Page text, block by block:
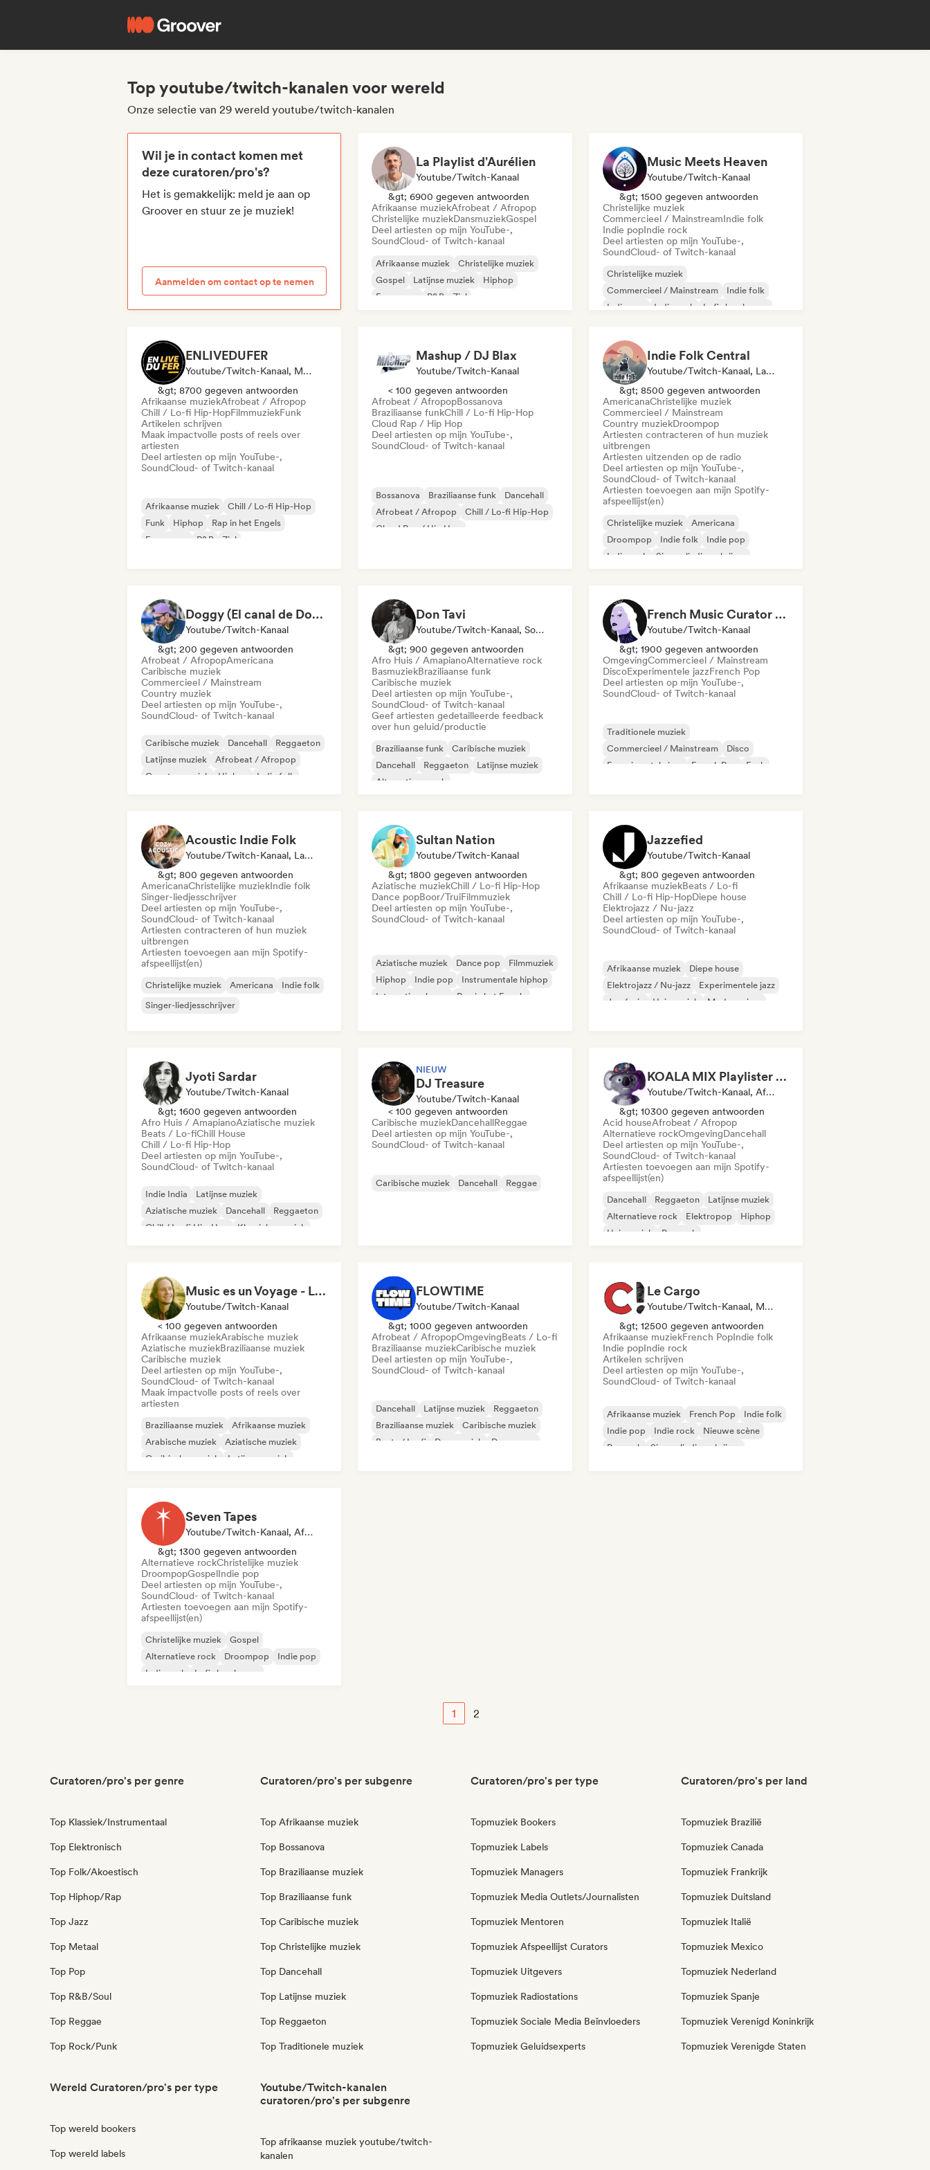
Top youtube/twitch-kanalen voor wereld
Onze selectie van 29 wereld youtube/twitch-kanalen
Wil je in contact komen met
deze curatoren/pro's?
Het is gemakkelijk: meld je aan op
Groover en stuur ze je muziek!
Aanmelden om contact op te nemen
La Playlist d'Aurélien
Youtube/Twitch-Kanaal
&gt; 6900 gegeven antwoorden
Afrikaanse muziekAfrobeat / Afropop
Christelijke muziekDansmuziekGospel
Deel artiesten op mijn YouTube-,
SoundCloud- of Twitch-kanaal
Afrikaanse muziek
Christelijke muziek
Gospel
Latijnse muziek
Hiphop
Franse rap
R&B Ziel
Music Meets Heaven
Youtube/Twitch-Kanaal
&gt; 1500 gegeven antwoorden
Christelijke muziek
Commercieel / MainstreamIndie folk
Indie popIndie rock
Deel artiesten op mijn YouTube-,
SoundCloud- of Twitch-kanaal
Christelijke muziek
Commercieel / Mainstream
Indie folk
Indie pop
Indie rock
Lofi slaapkamer
ENLIVEDUFER
Youtube/Twitch-Kanaal, Media Outlet/Journalist, Sociale Media Beïnvloeder
&gt; 8700 gegeven antwoorden
Afrikaanse muziekAfrobeat / Afropop
Chill / Lo-fi Hip-HopFilmmuziekFunk
Artikelen schrijven
Maak impactvolle posts of reels over
artiesten
Deel artiesten op mijn YouTube-,
SoundCloud- of Twitch-kanaal
Afrikaanse muziek
Chill / Lo-fi Hip-Hop
Funk
Hiphop
Rap in het Engels
Franse rap
R&B Ziel
Mashup / DJ Blax
Youtube/Twitch-Kanaal
< 100 gegeven antwoorden
Afrobeat / AfropopBossanova
Braziliaanse funkChill / Lo-fi Hip-Hop
Cloud Rap / Hip Hop
Deel artiesten op mijn YouTube-,
SoundCloud- of Twitch-kanaal
Bossanova Braziliaanse funk
Dancehall
Afrobeat / Afropop
Chill / Lo-fi Hip-Hop
Cloud Rap / Hip Hop
Indie Folk Central
Youtube/Twitch-Kanaal, Label, Afspeellijst Curator, Radiostation
&gt; 8500 gegeven antwoorden
AmericanaChristelijke muziek
Commercieel / Mainstream
Country muziekDroompop
Artiesten contracteren of hun muziek
uitbrengen
Artiesten uitzenden op de radio
Deel artiesten op mijn YouTube-,
SoundCloud- of Twitch-kanaal
Artiesten toevoegen aan mijn Spotify-
afspeellijst(en)
Christelijke muziek
Americana
Droompop
Indie folk
Indie pop
Indie rock
Singer-liedjesschrijver
Doggy (El canal de Doggy)
Youtube/Twitch-Kanaal
&gt; 200 gegeven antwoorden
Afrobeat / AfropopAmericana
Caribische muziek
Commercieel / Mainstream
Country muziek
Deel artiesten op mijn YouTube-,
SoundCloud- of Twitch-kanaal
Caribische muziek Dancehall
Reggaeton
Latijnse muziek
Afrobeat / Afropop
Country muziek
Hiphop Indie folk
Don Tavi
Youtube/Twitch-Kanaal, Sociale Media Beïnvloeder
&gt; 900 gegeven antwoorden
Afro Huis / AmapianoAlternatieve rock
BasmuziekBraziliaanse funk
Caribische muziek
Deel artiesten op mijn YouTube-,
SoundCloud- of Twitch-kanaal
Geef artiesten gedetailleerde feedback
over hun geluid/productie
Braziliaanse funk
Caribische muziek
Dancehall
Reggaeton
Latijnse muziek
Alternatieve rock
French Music Curator (Stoopy)
Youtube/Twitch-Kanaal
&gt; 1900 gegeven antwoorden
OmgevingCommercieel / Mainstream
DiscoExperimentele jazzFrench Pop
Deel artiesten op mijn YouTube-,
SoundCloud- of Twitch-kanaal
Traditionele muziek
Commercieel / Mainstream
Disco
Experimentele jazz
French Pop
Funk
Acoustic Indie Folk
Youtube/Twitch-Kanaal, Label, Afspeellijst Curator
&gt; 800 gegeven antwoorden
AmericanaChristelijke muziekIndie folk
Singer-liedjesschrijver
Deel artiesten op mijn YouTube-,
SoundCloud- of Twitch-kanaal
Artiesten contracteren of hun muziek
uitbrengen
Artiesten toevoegen aan mijn Spotify-
afspeellijst(en)
Christelijke muziek Americana
Indie folk
Singer-liedjesschrijver
Sultan Nation
Youtube/Twitch-Kanaal
&gt; 1800 gegeven antwoorden
Aziatische muziekChill / Lo-fi Hip-Hop
Dance popBoor/TruiFilmmuziek
Deel artiesten op mijn YouTube-,
SoundCloud- of Twitch-kanaal
Aziatische muziek Dance pop
Filmmuziek
Hiphop
Indie pop
Instrumentale hiphop
Internationale rap
Rap in het Engels
Jazzefied
Youtube/Twitch-Kanaal
&gt; 800 gegeven antwoorden
Afrikaanse muziekBeats / Lo-fi
Chill / Lo-fi Hip-HopDiepe house
Elektrojazz / Nu-jazz
Deel artiesten op mijn YouTube-,
SoundCloud- of Twitch-kanaal
Afrikaanse muziek
Diepe house
Elektrojazz / Nu-jazz
Experimentele jazz
Jazzfusie
Huismuziek
Moderne jazz
Jyoti Sardar
Youtube/Twitch-Kanaal
&gt; 1600 gegeven antwoorden
Afro Huis / AmapianoAziatische muziek
Beats / Lo-fiChill House
Chill / Lo-fi Hip-Hop
Deel artiesten op mijn YouTube-,
SoundCloud- of Twitch-kanaal
Indie India
Latijnse muziek
Aziatische muziek
Dancehall
Reggaeton
Chill / Lo-fi Hip-Hop
Klassieke muziek
NIEUW
DJ Treasure
Youtube/Twitch-Kanaal
< 100 gegeven antwoorden
Caribische muziekDancehallReggae
Deel artiesten op mijn YouTube-,
SoundCloud- of Twitch-kanaal
Caribische muziek Dancehall Reggae
KOALA MIX Playlister (Spotify)
Youtube/Twitch-Kanaal, Afspeellijst Curator
&gt; 10300 gegeven antwoorden
Acid houseAfrobeat / Afropop
Alternatieve rockOmgevingDancehall
Deel artiesten op mijn YouTube-,
SoundCloud- of Twitch-kanaal
Artiesten toevoegen aan mijn Spotify-
afspeellijst(en)
Dancehall Reggaeton
Latijnse muziek
Alternatieve rock
Elektropop
Hiphop
Huismuziek
Poprock
Music es un Voyage - Luis Reys
Youtube/Twitch-Kanaal
< 100 gegeven antwoorden
Afrikaanse muziekArabische muziek
Aziatische muziekBraziliaanse muziek
Caribische muziek
Deel artiesten op mijn YouTube-,
SoundCloud- of Twitch-kanaal
Maak impactvolle posts of reels over
artiesten
Braziliaanse muziek
Afrikaanse muziek
Arabische muziek
Aziatische muziek
Caribische muziek
Latijnse muziek
FLOWTIME
Youtube/Twitch-Kanaal
&gt; 1000 gegeven antwoorden
Afrobeat / AfropopOmgevingBeats / Lo-fi
Braziliaanse muziekCaribische muziek
Deel artiesten op mijn YouTube-,
SoundCloud- of Twitch-kanaal
Dancehall Latijnse muziek
Reggaeton
Braziliaanse muziek
Caribische muziek
Beats / Lo-fi
Dansmuziek Dance pop
Le Cargo
Youtube/Twitch-Kanaal, Media Outlet/Journalist
&gt; 12500 gegeven antwoorden
Afrikaanse muziekFrench PopIndie folk
Indie popIndie rock
Artikelen schrijven
Deel artiesten op mijn YouTube-,
SoundCloud- of Twitch-kanaal
Afrikaanse muziek French Pop
Indie folk
Indie pop
Indie rock
Nieuwe scène
Poprock
Singer-liedjesschrijver
Seven Tapes
Youtube/Twitch-Kanaal, Afspeellijst Curator
&gt; 1300 gegeven antwoorden
Alternatieve rockChristelijke muziek
DroompopGospelIndie pop
Deel artiesten op mijn YouTube-,
SoundCloud- of Twitch-kanaal
Artiesten toevoegen aan mijn Spotify-
afspeellijst(en)
Christelijke muziek
Gospel
Alternatieve rock
Droompop
Indie pop
Indie rock
Lofi slaapkamer
1 2
Curatoren/pro's per genre
Top Klassiek/Instrumentaal
Top Elektronisch
Top Folk/Akoestisch
Top Hiphop/Rap
Top Jazz
Top Metaal
Top Pop
Top R&B/Soul
Top Reggae
Top Rock/Punk
Curatoren/pro's per subgenre
Top Afrikaanse muziek
Top Bossanova
Top Braziliaanse muziek
Top Braziliaanse funk
Top Caribische muziek
Top Christelijke muziek
Top Dancehall
Top Latijnse muziek
Top Reggaeton
Top Traditionele muziek
Curatoren/pro's per type
Topmuziek Bookers
Topmuziek Labels
Topmuziek Managers
Topmuziek Media Outlets/Journalisten
Topmuziek Mentoren
Topmuziek Afspeellijst Curators
Topmuziek Uitgevers
Topmuziek Radiostations
Topmuziek Sociale Media Beïnvloeders
Topmuziek Geluidsexperts
Curatoren/pro's per land
Topmuziek Brazilië
Topmuziek Canada
Topmuziek Frankrijk
Topmuziek Duitsland
Topmuziek Italië
Topmuziek Mexico
Topmuziek Nederland
Topmuziek Spanje
Topmuziek Verenigd Koninkrijk
Topmuziek Verenigde Staten
Wereld Curatoren/pro's per type
Top wereld bookers
Top wereld labels
Youtube/Twitch-kanalen
curatoren/pro's per subgenre
Top afrikaanse muziek youtube/twitch-
kanalen